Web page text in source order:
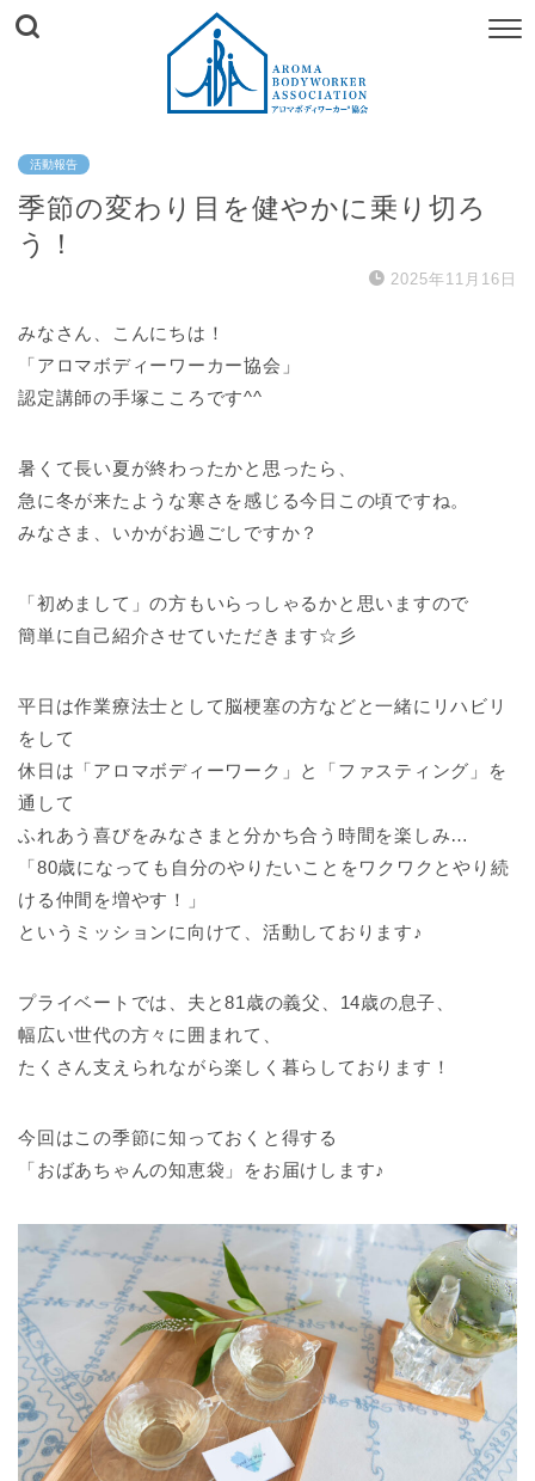
活動報告
季節の変わり目を健やかに乗り切ろ
う！
2025年11月16日
みなさん、こんにちは！
「アロマボディーワーカー協会」
認定講師の手塚こころです^^
暑くて長い夏が終わったかと思ったら、
急に冬が来たような寒さを感じる今日この頃ですね。
みなさま、いかがお過ごしですか？
「初めまして」の方もいらっしゃるかと思いますので
簡単に自己紹介させていただきます☆彡
平日は作業療法士として脳梗塞の方などと一緒にリハビリ
をして
休日は「アロマボディーワーク」と「ファスティング」を
通して
ふれあう喜びをみなさまと分かち合う時間を楽しみ…
「80歳になっても自分のやりたいことをワクワクとやり続
ける仲間を増やす！」
というミッションに向けて、活動しております♪
プライベートでは、夫と81歳の義父、14歳の息子、
幅広い世代の方々に囲まれて、
たくさん支えられながら楽しく暮らしております！
今回はこの季節に知っておくと得する
「おばあちゃんの知恵袋」をお届けします♪